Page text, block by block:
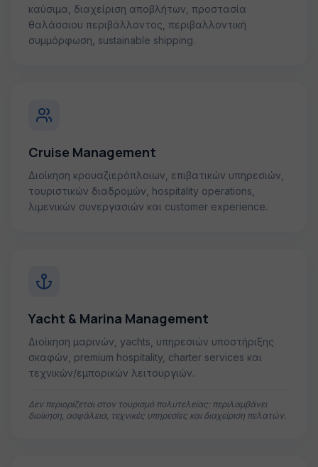
καύσιμα, διαχείριση αποβλήτων, προστασία
θαλάσσιου περιβάλλοντος, περιβαλλοντική
συμμόρφωση, sustainable shipping.
Cruise Management
Διοίκηση κρουαζιερόπλοιων, επιβατικών υπηρεσιών,
τουριστικών διαδρομών, hospitality operations,
λιμενικών συνεργασιών και customer experience.
Yacht & Marina Management
Διοίκηση μαρινών, yachts, υπηρεσιών υποστήριξης
σκαφών, premium hospitality, charter services και
τεχνικών/εμπορικών λειτουργιών.
Δεν περιορίζεται στον τουρισμό πολυτελείας: περιλαμβάνει
διοίκηση, ασφάλεια, τεχνικές υπηρεσίες και διαχείριση πελατών.